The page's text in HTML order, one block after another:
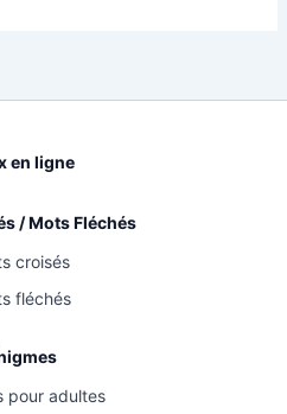
en ligne
/ Mots Fléchés
croisés
fléchés
pour adultes